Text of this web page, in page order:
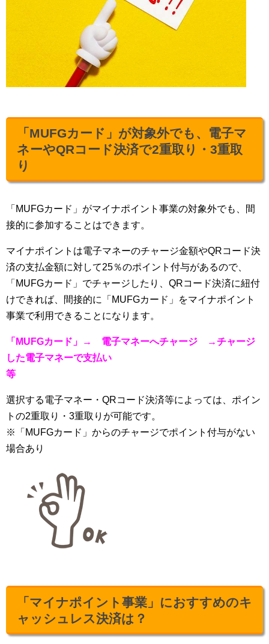
「MUFGカード」が対象外でも、電子マ
ネーやQRコード決済で2重取り・3重取
り
「MUFGカード」がマイナポイント事業の対象外でも、間
接的に参加することはできます。
マイナポイントは電子マネーのチャージ金額やQRコード決
済の支払金額に対して25％のポイント付与があるので、
「MUFGカード」でチャージしたり、QRコード決済に紐付
けできれば、間接的に「MUFGカード」をマイナポイント
事業で利用できることになります。
「MUFGカード」→ 電子マネーへチャージ →チャージ
した電子マネーで支払い
等
選択する電子マネー・QRコード決済等によっては、ポイン
トの2重取り・3重取りが可能です。
※「MUFGカード」からのチャージでポイント付与がない
場合あり
「マイナポイント事業」におすすめのキ
ャッシュレス決済は？